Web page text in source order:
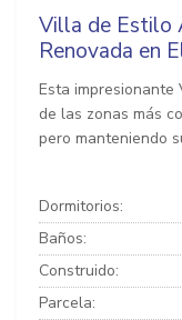
Villa de Estilo
Renovada en
Esta impresionante
de las zonas más
pero manteniendo
Dormitorios:
Baños:
Construido:
Parcela: